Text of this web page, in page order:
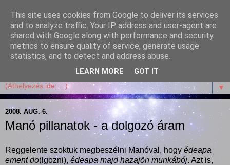
Garffyka
Szösszenetek a konyhámból, az életemből. Mosollyal,
receptekkel, vidámsággal, marcipánnal, csokival.
▼
2008. AUG. 6.
Manó pillanatok - a dolgozó áram
Reggelente szoktuk megbeszélni Manóval, hogy édeapa
ement do(lgozni), édeapa majd hazajön munkábój. Azt is,
This site uses cookies from Google to deliver its services
and to analyze traffic. Your IP address and user-agent are
shared with Google along with performance and security
metrics to ensure quality of service, generate usage
statistics, and to detect and address abuse.
LEARN MORE GOT IT